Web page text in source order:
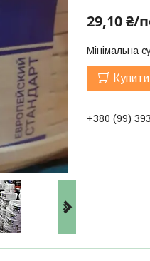
29,10 ₴/
Мінімальна
Купити
+380 (99)